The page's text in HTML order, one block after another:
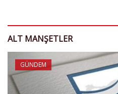
ALT MANŞETLER
GÜNDEM